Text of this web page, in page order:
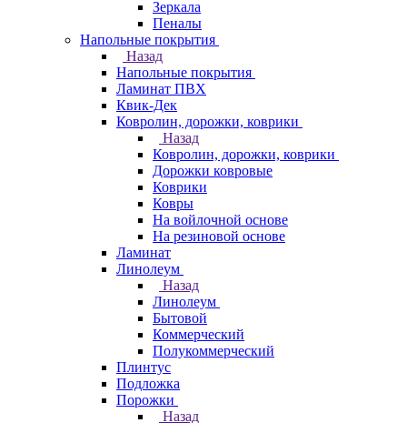
Зеркала
Пеналы
Напольные покрытия
Назад
Напольные покрытия
Ламинат ПВХ
Квик-Дек
Ковролин, дорожки, коврики
Назад
Ковролин, дорожки, коврики
Дорожки ковровые
Коврики
Ковры
На войлочной основе
На резиновой основе
Ламинат
Линолеум
Назад
Линолеум
Бытовой
Коммерческий
Полукоммерческий
Плинтус
Подложка
Порожки
Назад